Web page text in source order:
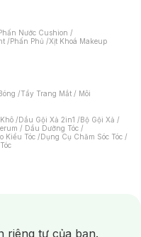
Nước Cushion /
/Phấn Phủ /Xịt Khoá Makeup
/Tẩy Trang Mắt / Môi
/Dầu Gội Xả 2in1 /Bộ Gội Xả /
/ Dầu Dưỡng Tóc /
Kiểu Tóc /Dụng Cụ Chăm Sóc Tóc /
Xông Hơi /Nước Rửa Tay/
riêng tư của bạn.